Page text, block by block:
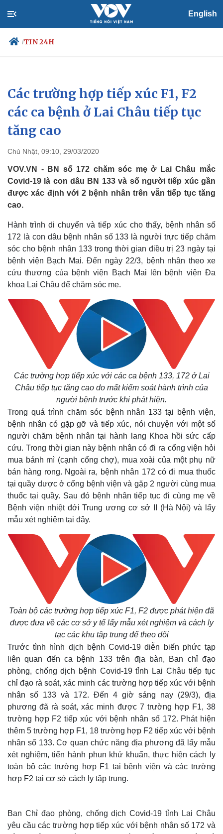
English
/TIN 24H
Chính trị
Đảng
Tổ chức nhân sự
Quốc hội
Nhận diện sự thật
Xã hội
Tin 24h
Dự báo thời tiết
Thế giới
Quan sát
Cuộc sống đó đây
Hồ sơ
Multimedia
Video
Ảnh
E-Magazine
Infographic
Các trường hợp tiếp xúc F1, F2
các ca bệnh ở Lai Châu tiếp tục
tăng cao
Chủ Nhật, 09:10, 29/03/2020
VOV.VN - BN số 172 chăm sóc mẹ ở Lai Châu mắc
Covid-19 là con dâu BN 133 và số người tiếp xúc gần
được xác định với 2 bệnh nhân trên vẫn tiếp tục tăng
cao.
Hành trình di chuyển và tiếp xúc cho thấy, bệnh nhân số
172 là con dâu bệnh nhân số 133 là người trực tiếp chăm
sóc cho bệnh nhân 133 trong thời gian điều trị 23 ngày tại
bệnh viện Bạch Mai. Đến ngày 22/3, bệnh nhân theo xe
cứu thương của bệnh viện Bạch Mai lên bệnh viện Đa
khoa Lai Châu để chăm sóc mẹ.
Các trường hợp tiếp xúc với các ca bệnh 133, 172 ở Lai
Châu tiếp tục tăng cao do mất kiểm soát hành trình của
người bệnh trước khi phát hiện.
Trong quá trình chăm sóc bệnh nhân 133 tại bệnh viện,
bệnh nhân có gặp gỡ và tiếp xúc, nói chuyện với một số
người chăm bệnh nhân tại hành lang Khoa hồi sức cấp
cứu. Trong thời gian này bệnh nhân có đi ra cổng viện hỏi
mua bánh mì (cạnh cổng chợ), mua xoài của một phụ nữ
bán hàng rong. Ngoài ra, bệnh nhân 172 có đi mua thuốc
tại quầy dược ở cổng bệnh viện và gặp 2 người cùng mua
thuốc tại quầy. Sau đó bệnh nhân tiếp tục đi cùng mẹ về
Bệnh viện nhiệt đới Trung ương cơ sở II (Hà Nội) và lấy
mẫu xét nghiệm tại đây.
Toàn bộ các trường hợp tiếp xúc F1, F2 được phát hiện đã
được đưa về các cơ sở y tế lấy mẫu xét nghiệm và cách ly
tạc các khu tập trung để theo dõi
Trước tình hình dịch bệnh Covid-19 diễn biến phức tạp
liên quan đến ca bệnh 133 trên địa bàn, Ban chỉ đạo
phòng, chống dịch bệnh Covid-19 tỉnh Lai Châu tiếp tục
chỉ đạo rà soát, xác minh các trường hợp tiếp xúc với bệnh
nhân số 133 và 172. Đến 4 giờ sáng nay (29/3), địa
phương đã rà soát, xác minh được 7 trường hợp F1, 38
trường hợp F2 tiếp xúc với bệnh nhân số 172. Phát hiện
thêm 5 trường hợp F1, 18 trường hợp F2 tiếp xúc với bệnh
nhân số 133. Cơ quan chức năng địa phương đã lấy mẫu
xét nghiệm, tiến hành phun khử khuẩn, thực hiện cách ly
toàn bộ các trường hợp F1 tại bệnh viện và các trường
hợp F2 tại cơ sở cách ly tập trung.
Ban Chỉ đạo phòng, chống dịch Covid-19 tỉnh Lai Châu
yêu cầu các trường hợp tiếp xúc với bệnh nhân số 172 và